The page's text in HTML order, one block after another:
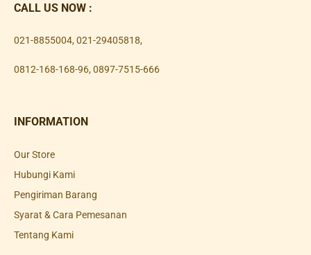
CALL US NOW :
021-8855004, 021-29405818,
0812-168-168-96, 0897-7515-666
INFORMATION
Our Store
Hubungi Kami
Pengiriman Barang
Syarat & Cara Pemesanan
Tentang Kami